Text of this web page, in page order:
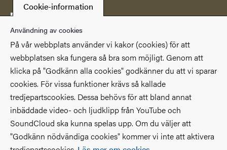
Cookie-information
Användning av cookies
På vår webbplats använder vi kakor (cookies) för att
webbplatsen ska fungera så bra som möjligt. Genom att
klicka på "Godkänn alla cookies" godkänner du att vi sparar
cookies. För vissa funktioner krävs så kallade
tredjepartscookies. Dessa behövs för att bland annat
inbäddade video- och ljudklipp från YouTube och
SoundCloud ska kunna spelas upp. Om du väljer att
"Godkänn nödvändiga cookies" kommer vi inte att aktivera
Postadress
Göteborgs universitetsbibliotek
Box 607
SE 405 30 Göteborg
Genvägar
Studentportalen(Extern länk)
Medarbetarportalen(Extern länk)
Göteborgs universitet (Extern länk)
Om webbplatsen
Tillgänglighetsredogörelse